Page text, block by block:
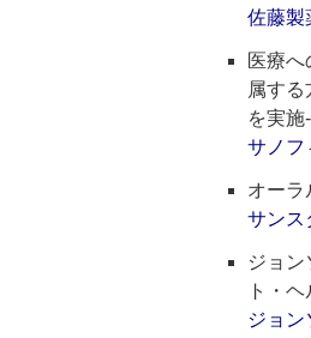
佐藤製
医療
属す
を実施‐
サノフ
オー
サンス
ジョ
ト・
ジョ